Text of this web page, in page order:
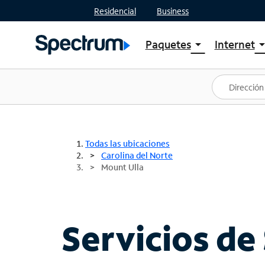
Residencial Business
Paquetesarrow_drop_down
Ver paquetes
Spectrum One
Mejores ofertas
Internetarrow_drop_down
Planes
Todas las ubicaciones
Carolina del Norte
Mount Ulla
Servicios